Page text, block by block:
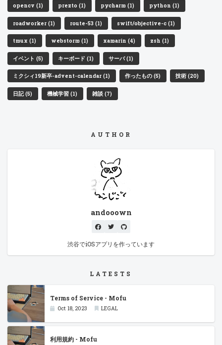
opencv (1) prezto (1) pycharm (1) python (1)
roadworker (1) route-53 (1) swift/objective-c (1)
tmux (1) webstorm (1) xamarin (4) zsh (1)
イベント (5) キーボード (1) サーバ (1)
ミクシィ19新卒-advent-calendar (1) 作ったもの (5) 技術 (20)
日記 (5) 機械学習 (1) 雑談 (7)
AUTHOR
andooown
渋谷でiOSアプリを作っています
LATESTS
Terms of Service - Mofu
Oct 18, 2023 LEGAL
利用規約 - Mofu